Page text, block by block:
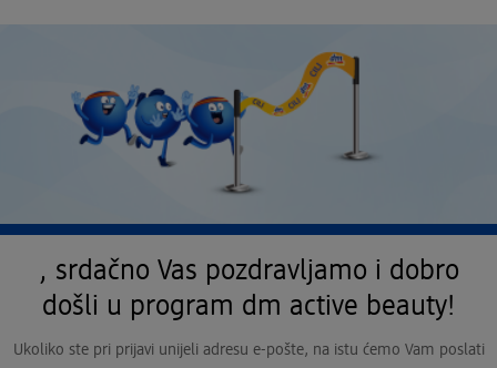
, srdačno Vas pozdravljamo i dobro
došli u program dm active beauty!
Ukoliko ste pri prijavi unijeli adresu e-pošte, na istu ćemo Vam poslati